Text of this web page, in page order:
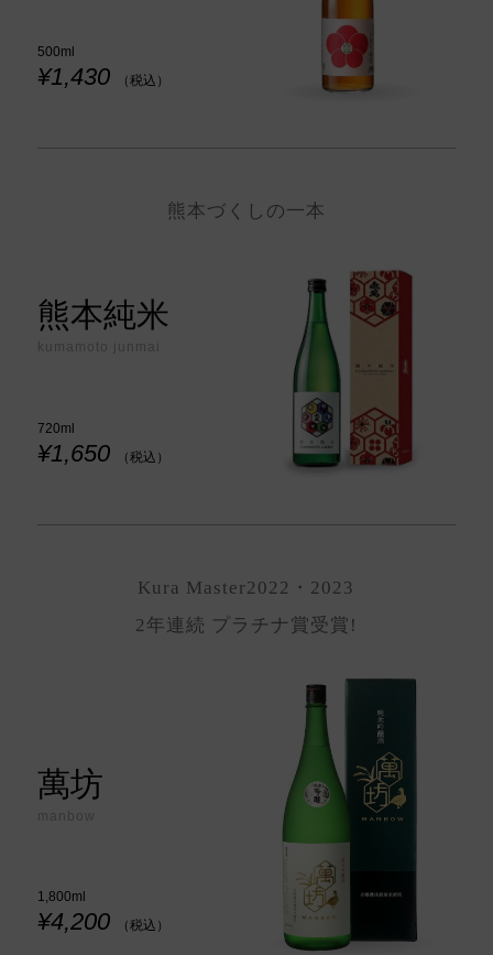
500ml
¥1,430 （税込）
熊本づくしの一本
熊本純米
kumamoto junmai
720ml
¥1,650 （税込）
Kura Master2022・2023
2年連続 プラチナ賞受賞!
萬坊
manbow
1,800ml
¥4,200 （税込）